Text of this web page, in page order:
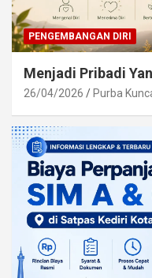
PENGEMBANGAN DIRI
Menjadi Pribadi
26/04/2026 Purba